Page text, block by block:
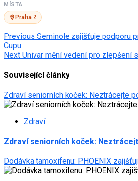
MÍSTA
Praha 2
Post
navigation
Previous Seminole zajišťuje podporu
Cupu
Next Univar mění vedení pro zlepšení
Související články
Zdraví seniorních koček: Neztrácejte
Zdraví
Zdraví seniorních koček:
Dodávka tamoxifenu: PHOENIX